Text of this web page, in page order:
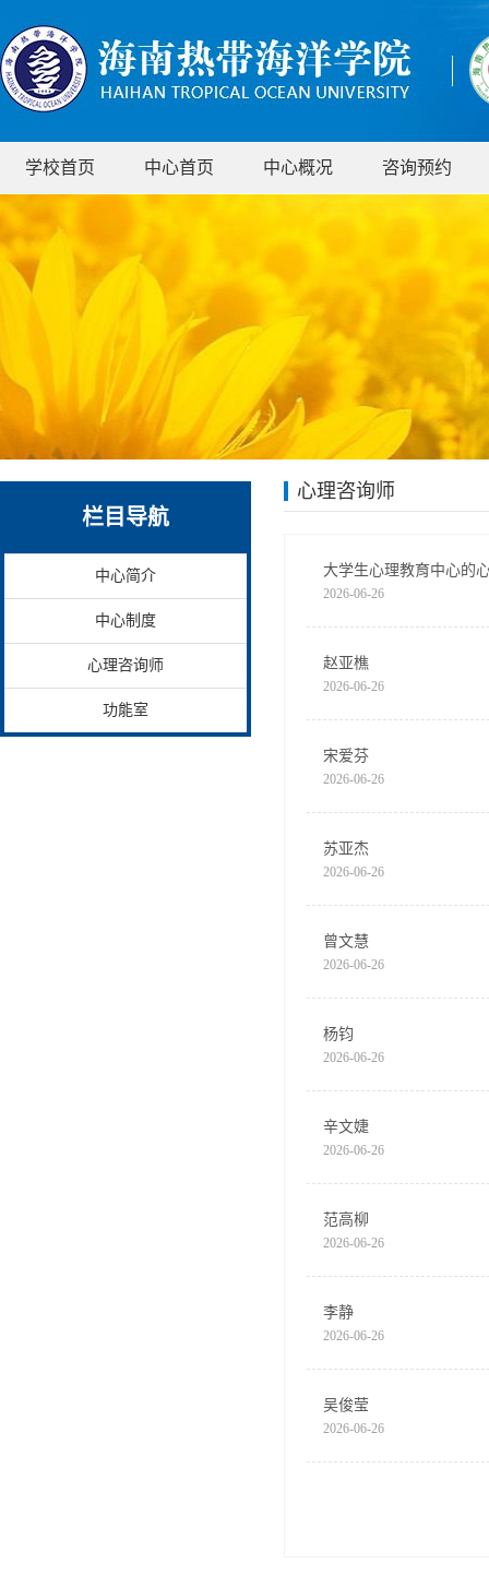
学校首页 中心首页 中心概况 咨询预约
栏目导航
中心简介
中心制度
心理咨询师
功能室
心理咨询师
大学生心理教育中心的
2026-06-26
赵亚樵
2026-06-26
宋爱芬
2026-06-26
苏亚杰
2026-06-26
曾文慧
2026-06-26
杨钧
2026-06-26
辛文婕
2026-06-26
范高柳
2026-06-26
李静
2026-06-26
吴俊莹
2026-06-26